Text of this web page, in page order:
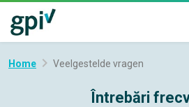
Home Veelgestelde vragen
Întrebări